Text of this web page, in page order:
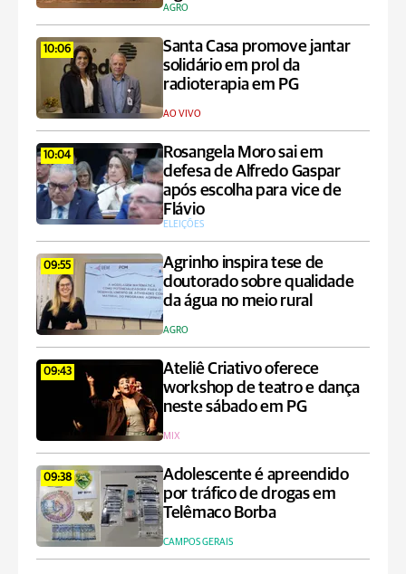
AGRO
10:06
Santa Casa promove jantar
solidário em prol da
radioterapia em PG
AO VIVO
10:04
Rosangela Moro sai em
defesa de Alfredo Gaspar
após escolha para vice de
Flávio
ELEIÇÕES
09:55
Agrinho inspira tese de
doutorado sobre qualidade
da água no meio rural
AGRO
09:43
Ateliê Criativo oferece
workshop de teatro e dança
neste sábado em PG
MIX
09:38
Adolescente é apreendido
por tráfico de drogas em
Telêmaco Borba
CAMPOS GERAIS